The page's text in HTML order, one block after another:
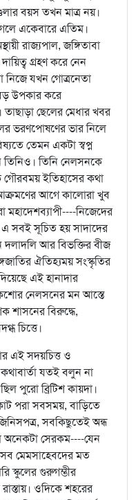
বয়স তখন মাত্র নয়।
একেবারে এতিম।
রাজ্যপাল, জঙ্গিতাবা
গ্রহণ করে নেন
নিজে যখন গোত্রনেতা
উপকার করে
ছেলের মেধার খবর
ভরণপোষণের ভার নিলে
তেমন একটা স্বপ্ন
তিনি নেলসনকে
ইতিহাসের কথা
আগে কালোরা খুব
নিজেদের
সবই সূচিত হয় সাদাদের
দলাদলি আর বিভক্তির বীজ
ঐতিহ্যময় সংস্কৃতির
এই হানাদার
নেলসনের মন আস্তে
শাসনের বিরুদ্ধে,
চিত্তে।
এই সদয়চিত্ত ও
যতই বলুন না
পুরো ব্রিটিশ কায়দা।
পরা সবসময়, বাড়িতে
সবকিছুতেই অন্ধ
অনেকটা সেরকম----যেন
সব মেমসাহেবদের মত
স্কুলের গুরুগম্ভীর
ওদিকে শহরের